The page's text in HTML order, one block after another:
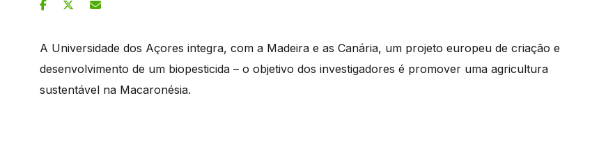
A Universidade dos Açores integra, com a Madeira e as Canária, um projeto europeu de criação e
desenvolvimento de um biopesticida – o objetivo dos investigadores é promover uma agricultura
sustentável na Macaronésia.